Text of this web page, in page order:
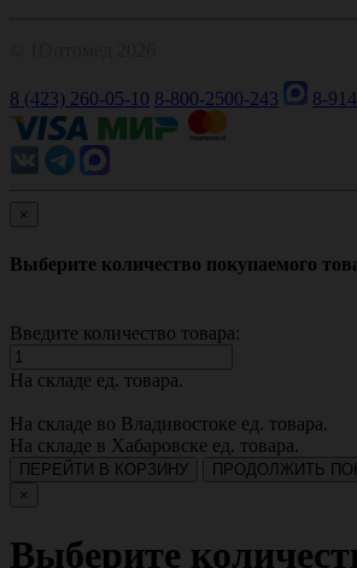
8 (423) 260-05-10 8-800-2500-243 8-
×
Выберите количество покупаемого
Введите количество товара:
На складе ед. товара.
На складе во Владивостоке ед. товара.
На складе в Хабаровске ед. товара.
ПЕРЕЙТИ В КОРЗИНУ
ПРОДОЛЖИТЬ
×
Выберите